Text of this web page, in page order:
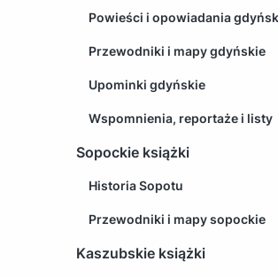
Powieści i opowiadania
Przewodniki i mapy gdyńskie
Upominki gdyńskie
Wspomnienia, reportaże i listy
Sopockie książki
Historia Sopotu
Przewodniki i mapy sopockie
Kaszubskie książki